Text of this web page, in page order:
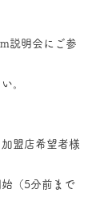
説明会にご参
。
盟店希望者様
（5分前まで